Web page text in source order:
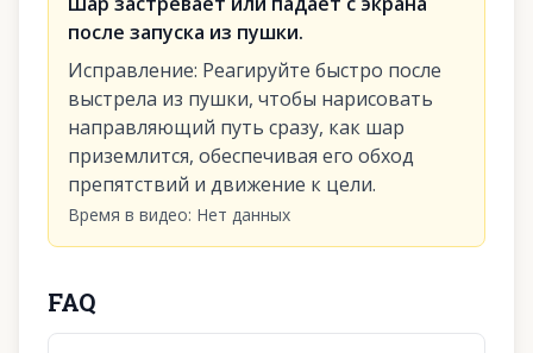
после запуска из пушки.
Исправление: Реагируйте быстро после
выстрела из пушки, чтобы нарисовать
направляющий путь сразу, как шар
приземлится, обеспечивая его обход
препятствий и движение к цели.
Время в видео: Нет данных
FAQ